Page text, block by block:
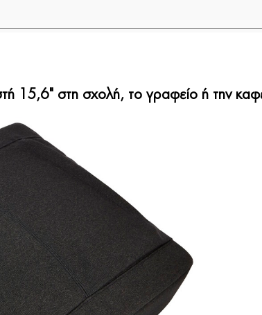
15,6" στη σχολή, το γραφείο ή την